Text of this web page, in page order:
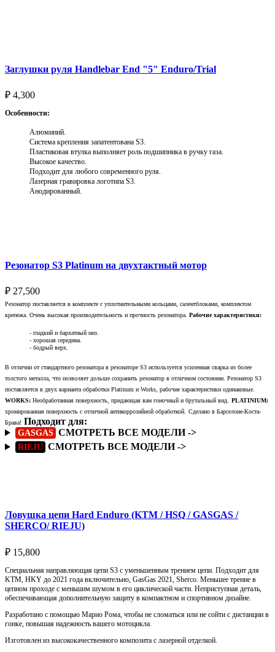
Заглушки руля Handlebar End "5" Enduro/Trial
₽ 4,300
Особенности:
Алюминий.
Система крепления запатентована S3.
Пластиковая втулка выполняет роль подшипника в ручку газа.
Высокое качество.
Подходит для любого современного руля.
Лазерная гравировка логотипа S3.
Анодированный.
Резонатор S3 Platinum на двухтактный мотор
₽ 27,500
Резонатор поставляется в комплекте с уплотнительными кольцами, салентблоками, комплектом
крепежа. Очень высокая производительность и прочность резонатора. Рабочие характеристики:
- гладкий и бархатный низ.
- хорошая середина.
- бодрый верх.
В отличии от стандартного резонатора в резонаторе S3 используется усиленная сварка из более
толстого металла, что позволяет дольше сохранить резонатор в отличном состоянии. Резонатор S3
поставляется в двух варианта обработки Platinum и Works, рабочие характеристики одинаковые.
WORKS: Необработанная поверхность, придающая вам гоночный и брутальный вид. PLATINIUM:
хромированная поверхность с отличной антикоррозийной обработкой. Сделано в Барселоне-Коста-
Брава! Подходит для:
GASGAS СМОТРЕТЬ ВСЕ МОДЕЛИ ->
RIEJU СМОТРЕТЬ ВСЕ МОДЕЛИ ->
Ловушка цепи Hard Enduro (KTM / HSQ / GASGAS /
SHERCO/ RIEJU)
₽ 15,800
Специальная направляющая цепи S3 с уменьшенным трением цепи. Подходит для
KTM, HKY до 2021 года включительно, GasGas 2021, Sherco. Меньшее трение в
цепном проходе с меньшим шумом в его циклической части. Неприступная деталь,
обеспечивающая дополнительную защиту в компактном и спортивном дизайне.
Разработано с помощью Марио Рома, чтобы не сломаться или не сойти с дистанции в
гонке, повышая надежность вашего мотоцикла.
Изготовлен из высококачественного композита с лазерной отделкой.